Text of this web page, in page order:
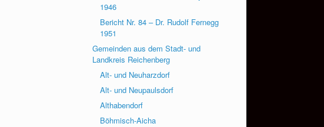
1946
Bericht Nr. 84 – Dr. Rudolf Fernegg
1951
Gemeinden aus dem Stadt- und
Landkreis Reichenberg
Alt- und Neuharzdorf
Alt- und Neupaulsdorf
Althabendorf
Böhmisch-Aicha